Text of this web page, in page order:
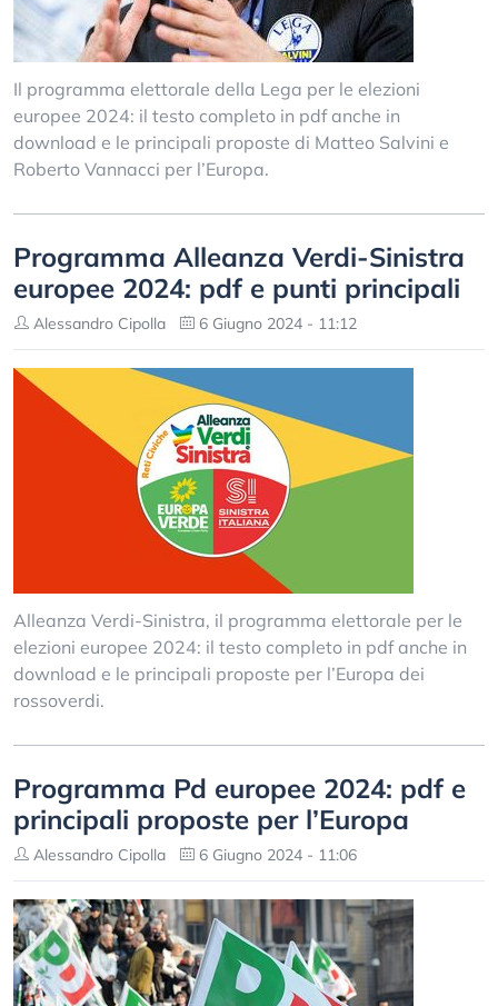
Il programma elettorale della Lega per le elezioni
europee 2024: il testo completo in pdf anche in
download e le principali proposte di Matteo Salvini e
Roberto Vannacci per l’Europa.
Programma Alleanza Verdi-Sinistra
europee 2024: pdf e punti principali
Alessandro Cipolla 6 Giugno 2024 - 11:12
Alleanza Verdi-Sinistra, il programma elettorale per le
elezioni europee 2024: il testo completo in pdf anche in
download e le principali proposte per l’Europa dei
rossoverdi.
Programma Pd europee 2024: pdf e
principali proposte per l’Europa
Alessandro Cipolla 6 Giugno 2024 - 11:06